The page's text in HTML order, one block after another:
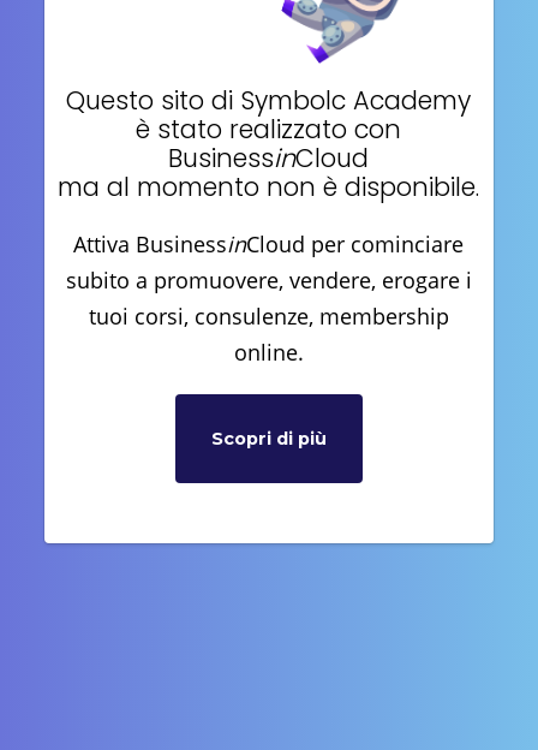
Questo sito di Symbolc Academy
è stato realizzato con
BusinessinCloud
ma al momento non è disponibile.
Attiva BusinessinCloud per cominciare
subito a promuovere, vendere, erogare i
tuoi corsi, consulenze, membership
online.
Scopri di più